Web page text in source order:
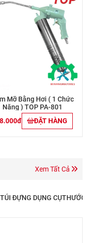
Mỡ Bằng Hơi ( 1 Chức
Năng ) TOP PA-801
ĐẶT HÀNG
Xem Tất Cả
TÚI ĐỰNG DỤNG CỤTHƯỚC